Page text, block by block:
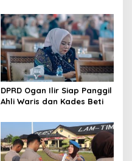
Korban
DPRD Ogan Ilir Siap Panggil
Ahli Waris dan Kades Beti